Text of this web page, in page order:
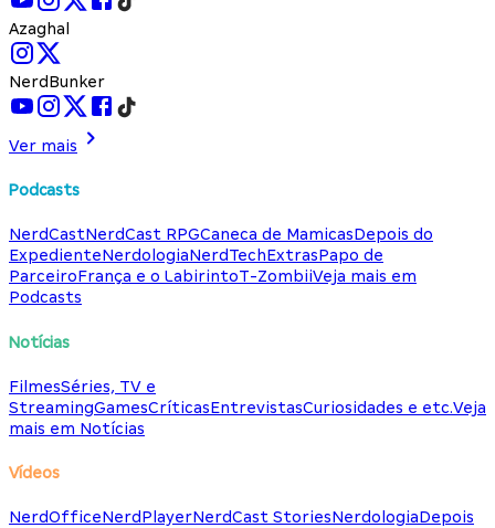
Azaghal
NerdBunker
Ver mais
Podcasts
NerdCastNerdCast RPGCaneca de MamicasDepois do
ExpedienteNerdologiaNerdTechExtrasPapo de
ParceiroFrança e o LabirintoT-ZombiiVeja mais em
Podcasts
Notícias
FilmesSéries, TV e
StreamingGamesCríticasEntrevistasCuriosidades e etc.Veja
mais em Notícias
Vídeos
NerdOfficeNerdPlayerNerdCast StoriesNerdologiaDepois